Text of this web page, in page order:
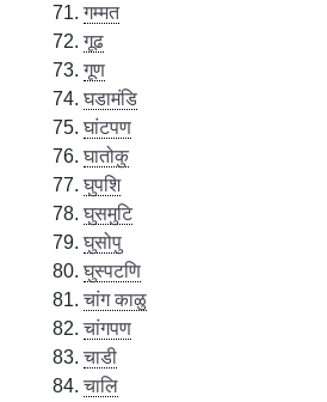
गम्मत
गूढ
गूण
घडामंडि
घांटपण
घातोकु
घुपशि
घुसमुटि
घुसोपु
घुस्पटणि
चांग काळु
चांगपण
चाडी
चालि